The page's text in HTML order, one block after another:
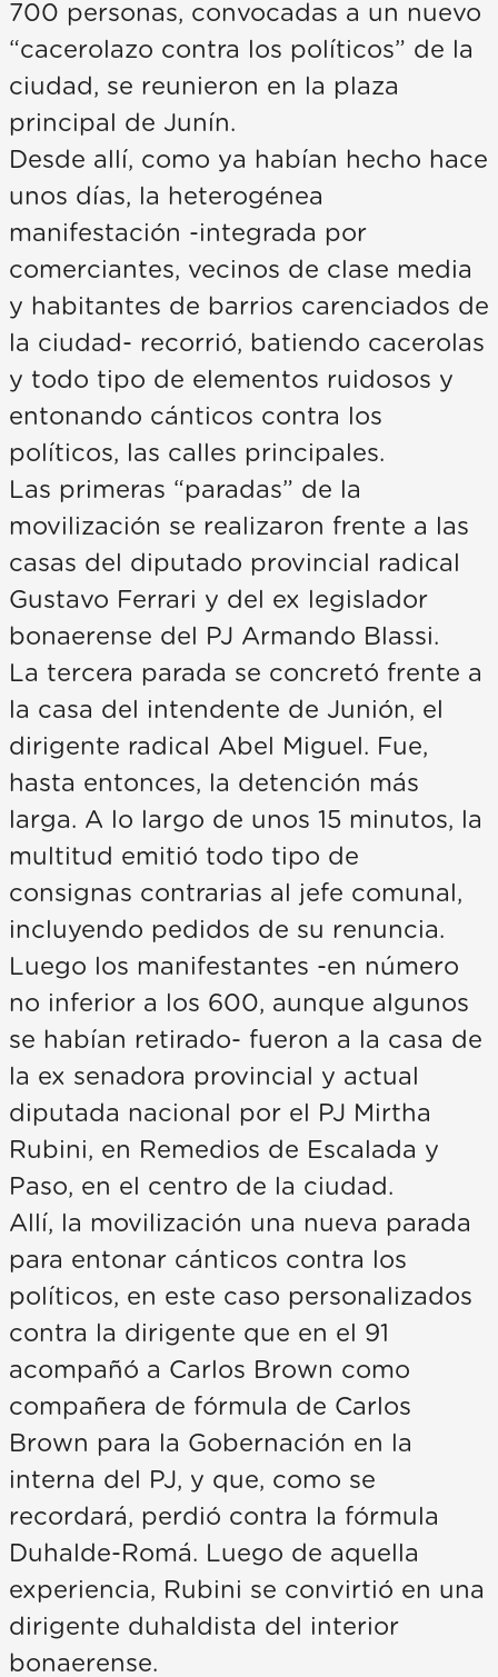
700 personas, convocadas a un nuevo
“cacerolazo contra los políticos” de la
ciudad, se reunieron en la plaza
principal de Junín.
Desde allí, como ya habían hecho hace
unos días, la heterogénea
manifestación -integrada por
comerciantes, vecinos de clase media
y habitantes de barrios carenciados de
la ciudad- recorrió, batiendo cacerolas
y todo tipo de elementos ruidosos y
entonando cánticos contra los
políticos, las calles principales.
Las primeras “paradas” de la
movilización se realizaron frente a las
casas del diputado provincial radical
Gustavo Ferrari y del ex legislador
bonaerense del PJ Armando Blassi.
La tercera parada se concretó frente a
la casa del intendente de Junión, el
dirigente radical Abel Miguel. Fue,
hasta entonces, la detención más
larga. A lo largo de unos 15 minutos, la
multitud emitió todo tipo de
consignas contrarias al jefe comunal,
incluyendo pedidos de su renuncia.
Luego los manifestantes -en número
no inferior a los 600, aunque algunos
se habían retirado- fueron a la casa de
la ex senadora provincial y actual
diputada nacional por el PJ Mirtha
Rubini, en Remedios de Escalada y
Paso, en el centro de la ciudad.
Allí, la movilización una nueva parada
para entonar cánticos contra los
políticos, en este caso personalizados
contra la dirigente que en el 91
acompañó a Carlos Brown como
compañera de fórmula de Carlos
Brown para la Gobernación en la
interna del PJ, y que, como se
recordará, perdió contra la fórmula
Duhalde-Romá. Luego de aquella
experiencia, Rubini se convirtió en una
dirigente duhaldista del interior
bonaerense.